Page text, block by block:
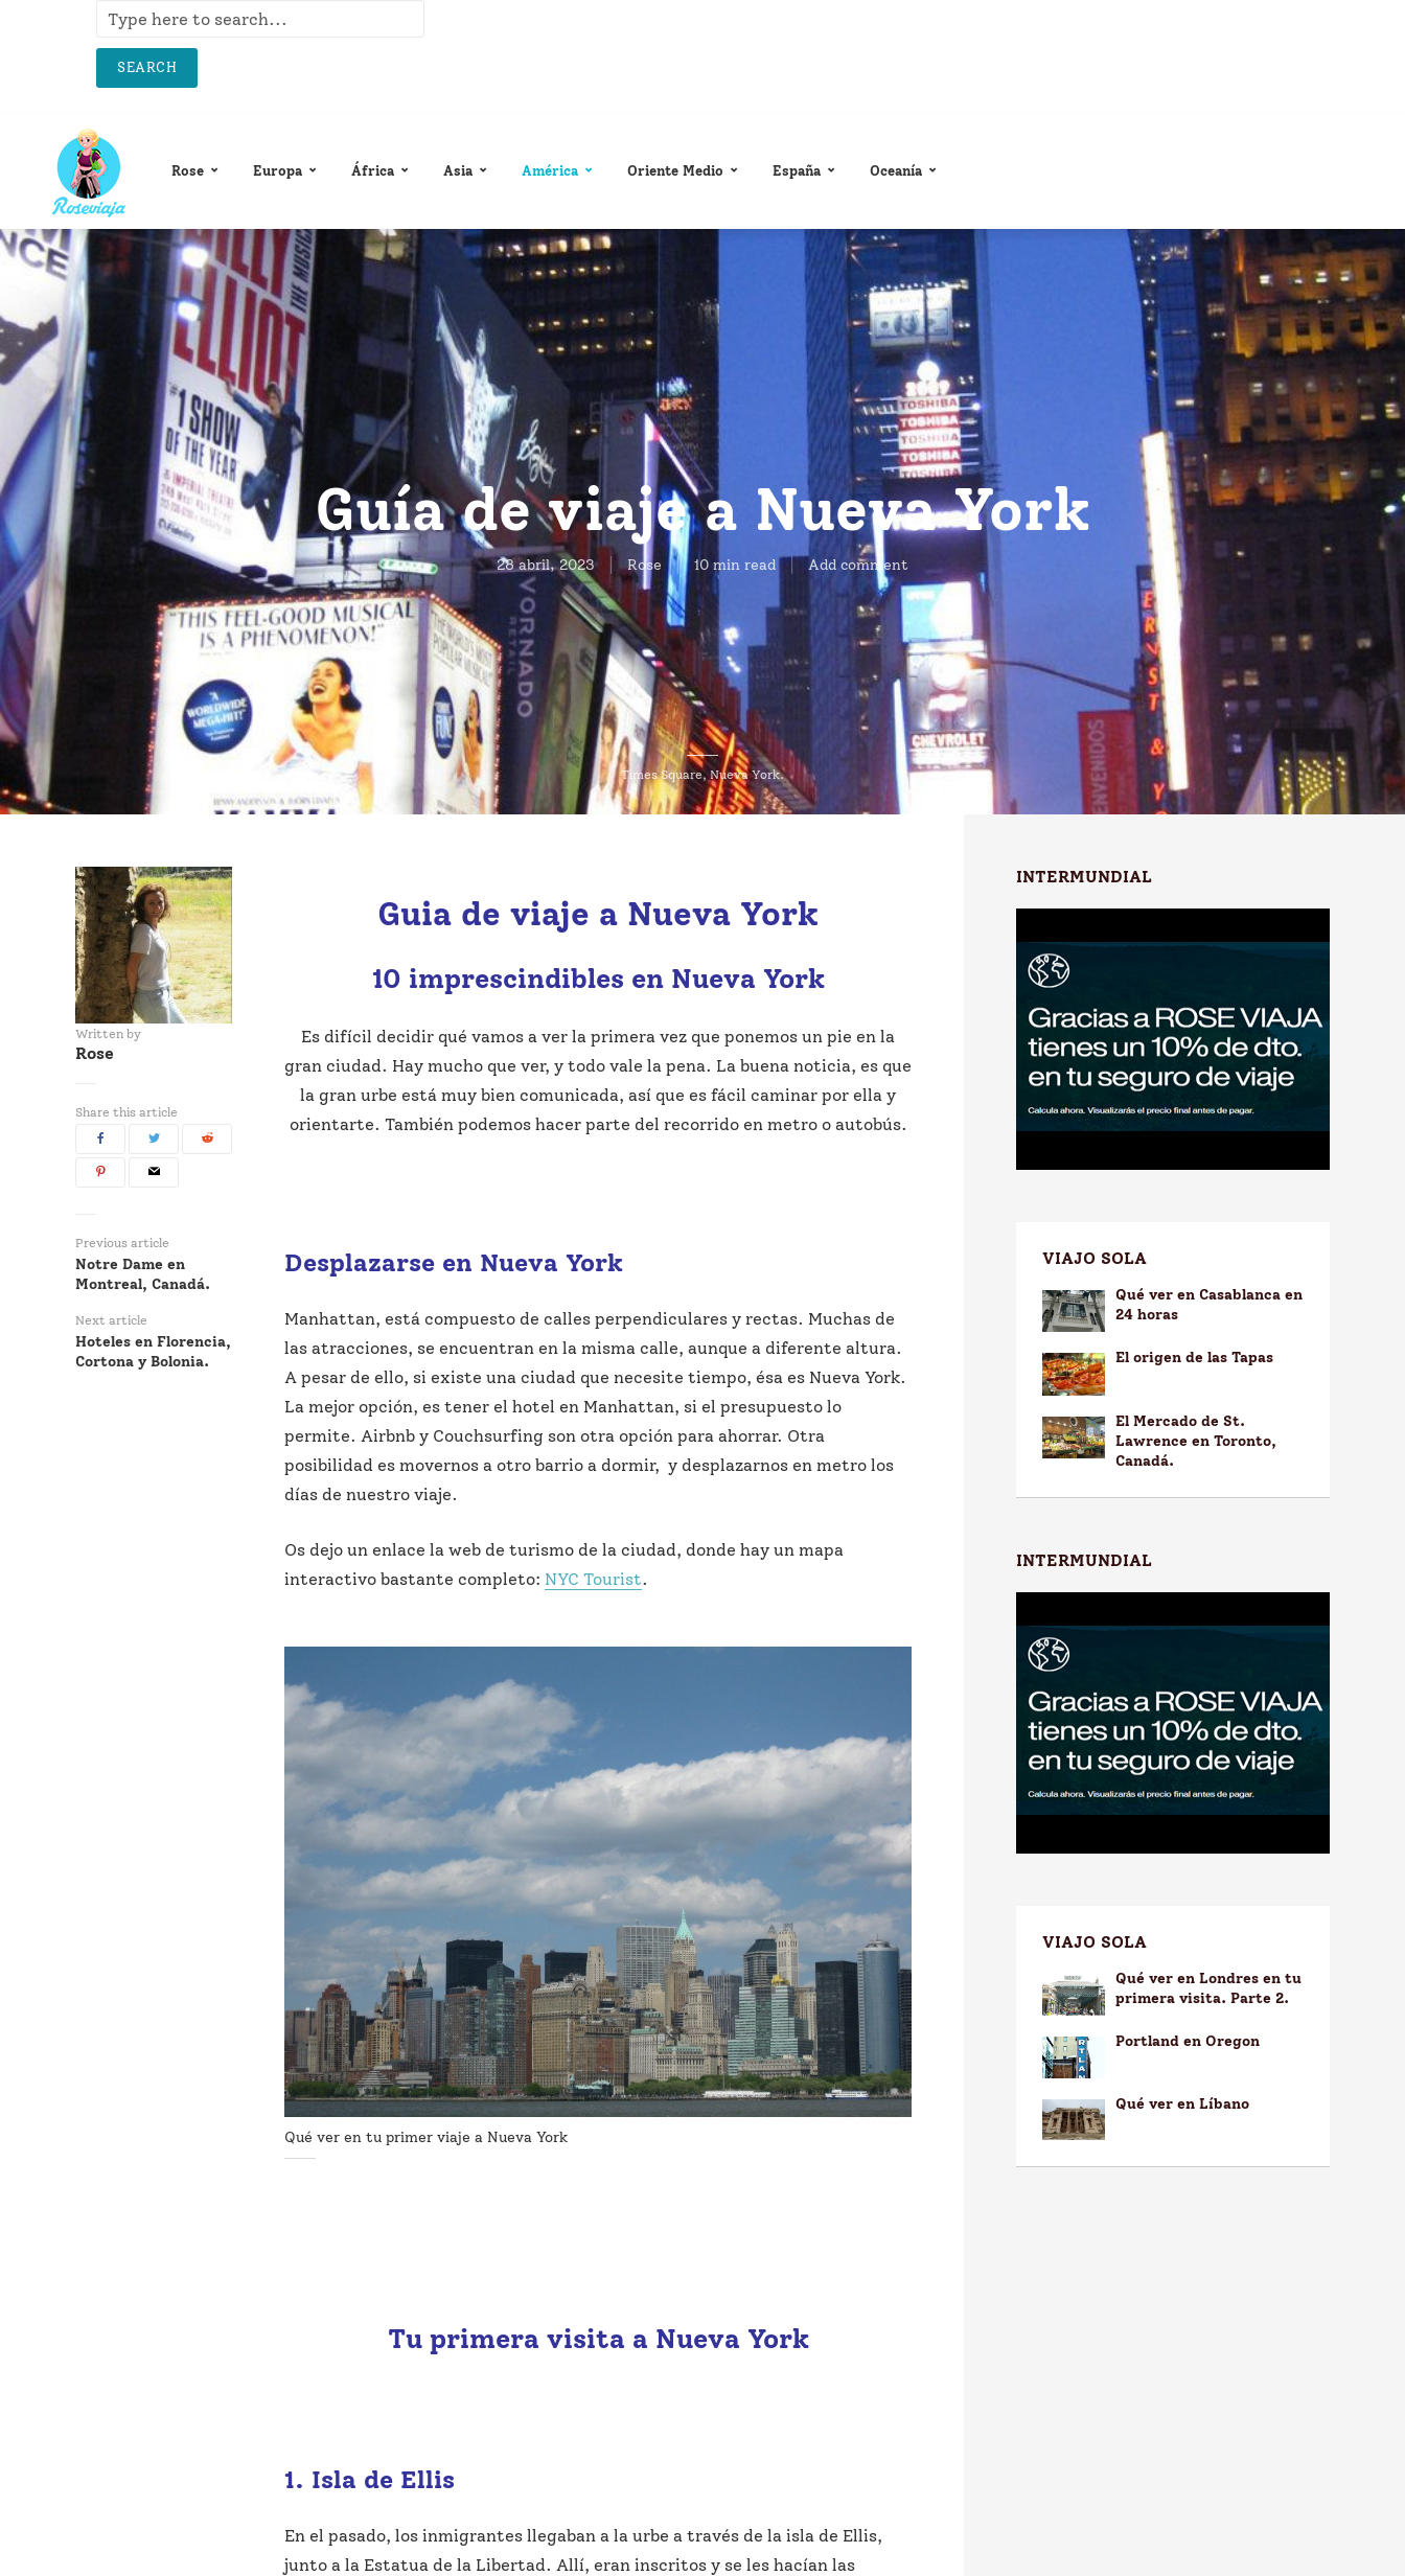
SEARCH
Rose Europa África Asia América Oriente Medio España Oceanía
Times Square, Nueva York.
Guía de viaje a Nueva York
28 abril, 2023 Rose 10 min read Add comment
Written by
Rose
Share this article
Previous article
Notre Dame en
Montreal, Canadá.
Next article
Hoteles en Florencia,
Cortona y Bolonia.
Guia de viaje a Nueva York
10 imprescindibles en Nueva York
Es difícil decidir qué vamos a ver la primera vez que ponemos un pie en la
gran ciudad. Hay mucho que ver, y todo vale la pena. La buena noticia, es que
la gran urbe está muy bien comunicada, así que es fácil caminar por ella y
orientarte. También podemos hacer parte del recorrido en metro o autobús.
Desplazarse en Nueva York
Manhattan, está compuesto de calles perpendiculares y rectas. Muchas de
las atracciones, se encuentran en la misma calle, aunque a diferente altura.
A pesar de ello, si existe una ciudad que necesite tiempo, ésa es Nueva York.
La mejor opción, es tener el hotel en Manhattan, si el presupuesto lo
permite. Airbnb y Couchsurfing son otra opción para ahorrar. Otra
posibilidad es movernos a otro barrio a dormir, y desplazarnos en metro los
días de nuestro viaje.
Os dejo un enlace la web de turismo de la ciudad, donde hay un mapa
interactivo bastante completo: NYC Tourist.
Qué ver en tu primer viaje a Nueva York
Tu primera visita a Nueva York
1. Isla de Ellis
En el pasado, los inmigrantes llegaban a la urbe a través de la isla de Ellis,
junto a la Estatua de la Libertad. Allí, eran inscritos y se les hacían las
INTERMUNDIAL
VIAJO SOLA
Qué ver en Casablanca en
24 horas
El origen de las Tapas
El Mercado de St.
Lawrence en Toronto,
Canadá.
INTERMUNDIAL
VIAJO SOLA
Qué ver en Londres en tu
primera visita. Parte 2.
Portland en Oregon
Qué ver en Líbano